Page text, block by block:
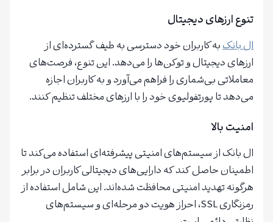
تنوع ارزهای دیجیتال
ال بانکبه کاربران خود دسترسی به طیف گسترده‌ای از
ارزهای دیجیتال و توکن‌ها را می‌دهد. این تنوع، فرصت‌های
معاملاتی بی‌شماری را فراهم می‌آورد و به کاربران اجازه
می‌دهد تا پورتفولیوی خود را با ارزهای مختلف تنظیم کنند.
امنیت بالا
ال بانک از سیستم‌های امنیتی پیشرفته‌ای استفاده می‌کند تا
اطمینان حاصل کند که دارایی‌های دیجیتالی کاربران در برابر
هرگونه تهدید امنیتی محافظت شده‌اند. این شامل استفاده از
رمزنگاری SSL، احراز هویت دو مرحله‌ای و سیستم‌های